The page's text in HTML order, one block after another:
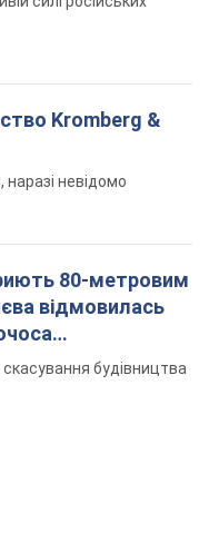
Kromberg &
невідомо
80-метровим
відмовилась
будівництва